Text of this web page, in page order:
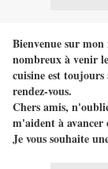
Bienvenue sur
nombreux à venir
cuisine est
rendez-vous.
Chers amis,
m'aident à
Je vous souhaite